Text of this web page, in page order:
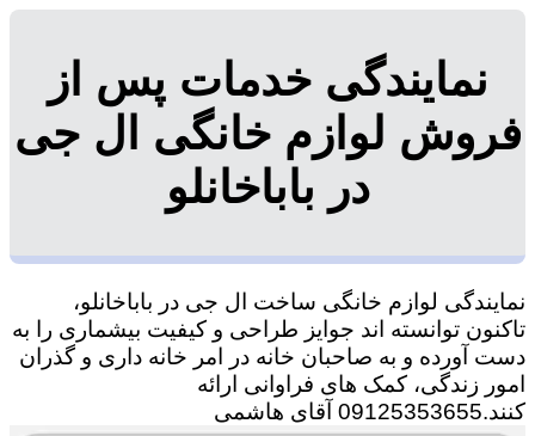
نمایندگی خدمات پس از
فروش لوازم خانگی ال جی
در باباخانلو
نمایندگی لوازم خانگی ساخت ال جی در باباخانلو،
تاکنون توانسته اند جوایز طراحی و کیفیت بیشماری را به
دست آورده و به صاحبان خانه در امر خانه داری و گذران
امور زندگی، کمک های فراوانی ارائه
کنند.09125353655 آقای هاشمی